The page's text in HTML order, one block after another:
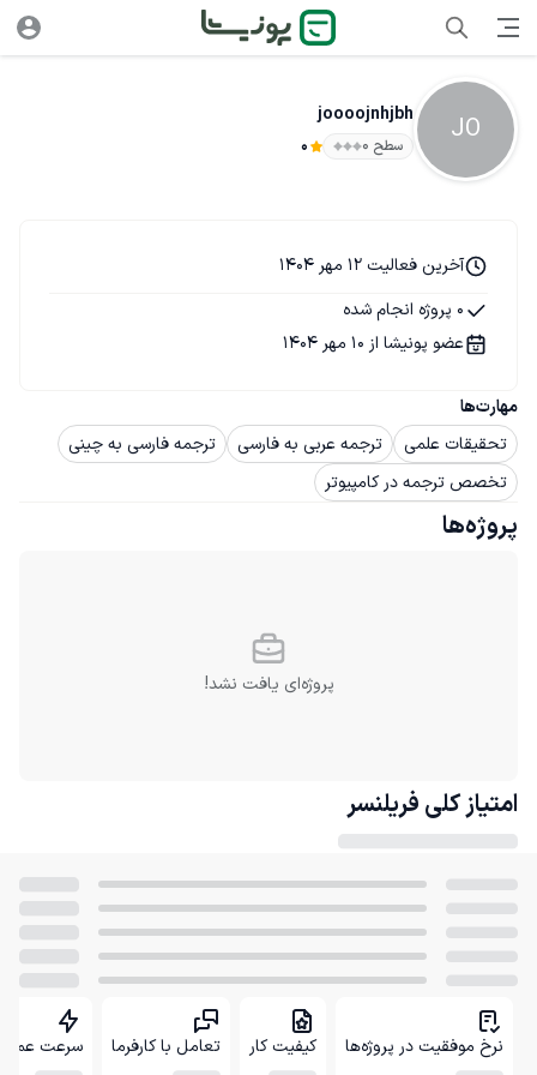
JO
joooojnhjbh
سطح ۰ 0
مهارت‌ها
تحقیقات علمی
ترجمه عربی به فارسی
ترجمه فارسی به چینی
تخصص ترجمه در کامپیوتر
آخرین فعالیت 12 مهر 1404
0 پروژه انجام شده
عضو پونیشا از 10 مهر 1404
پروژه‌ها
پروژه‌ای یافت نشد!
امتیاز کلی فریلنسر
نرخ موفقیت در پروژه‌ها کیفیت کار تعامل با کارفرما سرعت عمل